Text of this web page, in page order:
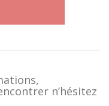
n’hésitez